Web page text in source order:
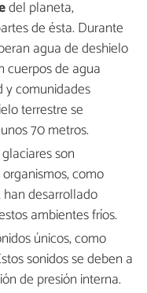
del planeta,
de ésta. Durante
agua de deshielo
cuerpos de agua
y comunidades
terrestre se
70 metros.
son
como
desarrollado
ambientes fríos.
únicos, como
sonidos se deben a
de presión interna.